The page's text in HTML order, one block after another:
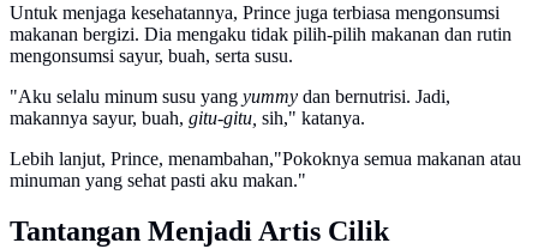
Untuk menjaga kesehatannya, Prince juga terbiasa mengonsumsi
makanan bergizi. Dia mengaku tidak pilih-pilih makanan dan rutin
mengonsumsi sayur, buah, serta susu.
"Aku selalu minum susu yang yummy dan bernutrisi. Jadi,
makannya sayur, buah, gitu-gitu, sih," katanya.
Lebih lanjut, Prince, menambahan,"Pokoknya semua makanan atau
minuman yang sehat pasti aku makan."
Tantangan Menjadi Artis Cilik